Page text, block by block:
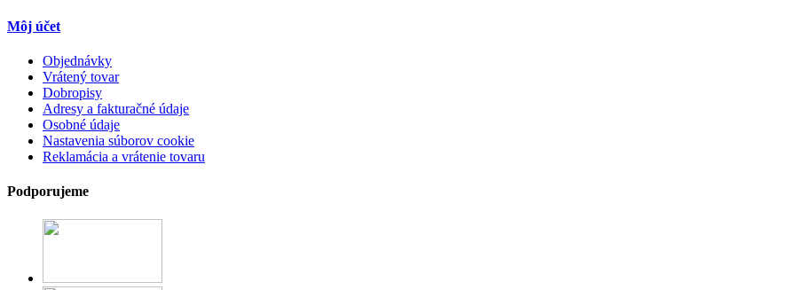
Môj účet
Objednávky
Vrátený tovar
Dobropisy
Adresy a fakturačné údaje
Osobné údaje
Nastavenia súborov cookie
Reklamácia a vrátenie tovaru
Podporujeme